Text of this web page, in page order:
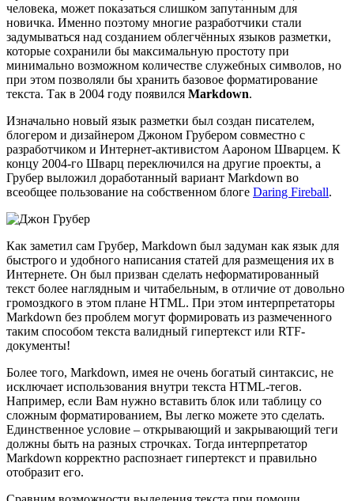
человека, может показаться слишком запутанным для
новичка. Именно поэтому многие разработчики стали
задумываться над созданием облегчённых языков разметки,
которые сохранили бы максимальную простоту при
минимально возможном количестве служебных символов, но
при этом позволяли бы хранить базовое форматирование
текста. Так в 2004 году появился Markdown.
Изначально новый язык разметки был создан писателем,
блогером и дизайнером Джоном Грубером совместно с
разработчиком и Интернет-активистом Аароном Шварцем. К
концу 2004-го Шварц переключился на другие проекты, а
Грубер выложил доработанный вариант Markdown во
всеобщее пользование на собственном блоге Daring Fireball.
Как заметил сам Грубер, Markdown был задуман как язык для
быстрого и удобного написания статей для размещения их в
Интернете. Он был призван сделать неформатированный
текст более наглядным и читабельным, в отличие от довольно
громоздкого в этом плане HTML. При этом интерпретаторы
Markdown без проблем могут формировать из размеченного
таким способом текста валидный гипертекст или RTF-
документы!
Более того, Markdown, имея не очень богатый синтаксис, не
исключает использования внутри текста HTML-тегов.
Например, если Вам нужно вставить блок или таблицу со
сложным форматированием, Вы легко можете это сделать.
Единственное условие – открывающий и закрывающий теги
должны быть на разных строчках. Тогда интерпретатор
Markdown корректно распознает гипертекст и правильно
отобразит его.